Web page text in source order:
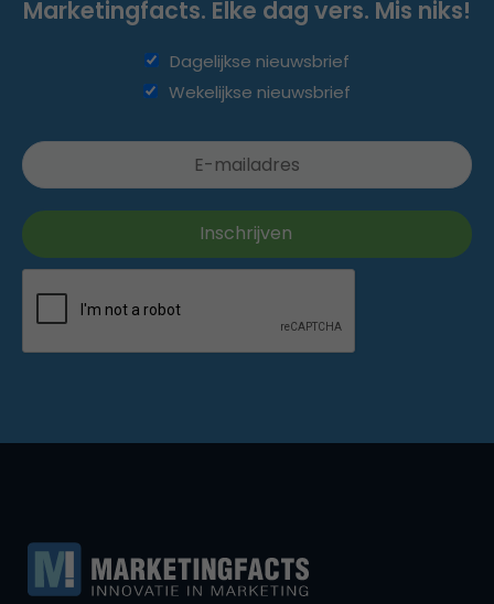
Marketingfacts. Elke dag vers. Mis niks!
Dagelijkse nieuwsbrief
Wekelijkse nieuwsbrief